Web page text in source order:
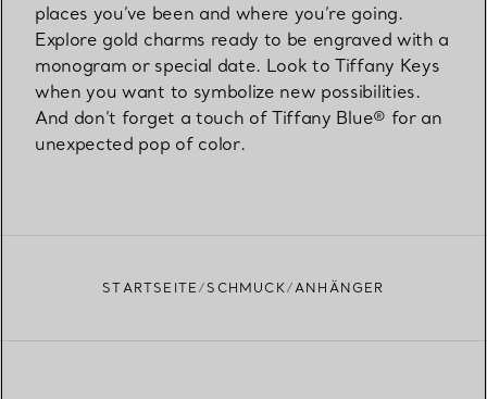
places you’ve been and where you’re going.
Explore gold charms ready to be engraved with a
monogram or special date. Look to Tiffany Keys
when you want to symbolize new possibilities.
And don’t forget a touch of Tiffany Blue® for an
unexpected pop of color.
STARTSEITE SCHMUCK ANHÄNGER